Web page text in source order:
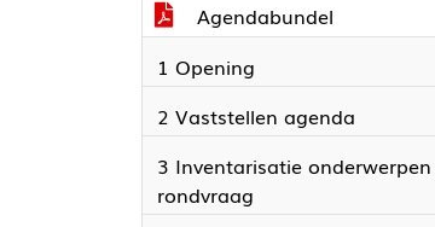
Agendabundel
1 Opening
2 Vaststellen agenda
3 Inventarisatie onderwerpen
rondvraag